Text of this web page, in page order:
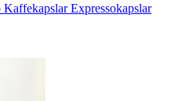
Expressokapslar